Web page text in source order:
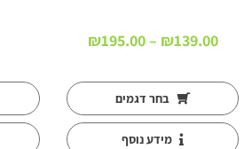
₪139.00
–
₪195.00
⁦₪139.00⁩
⁦₪195.00⁩
בחר דגמים
מידע נוסף